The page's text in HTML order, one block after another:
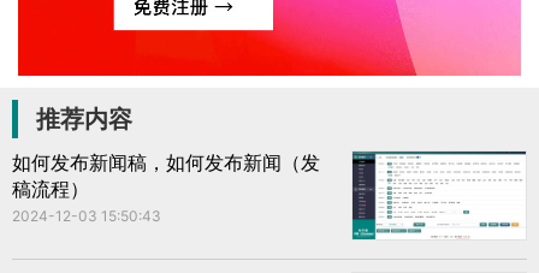
推荐内容
如何发布新闻稿，如何发布新闻（发
稿流程）
2024-12-03 15:50:43